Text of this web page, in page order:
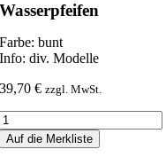
Wasserpfeifen
Farbe: bunt
Info: div. Modelle
39,70€ zzgl. MwSt.
Auf die Merkliste